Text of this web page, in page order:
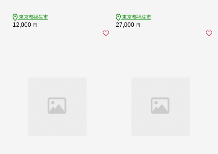
東京都福生市
12,000 円
東京都福生市
27,000 円